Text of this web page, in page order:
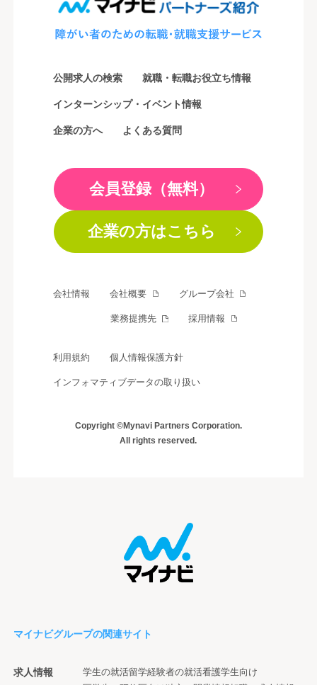
公開求人の検索 就職・転職お役立ち情報
インターンシップ・イベント情報
企業の方へ よくある質問
会員登録（無料）
企業の方はこちら
会社情報 会社概要 グループ会社
業務提携先 採用情報
利用規約 個人情報保護方針
インフォマティブデータの取り扱い
Copyright ©Mynavi Partners Corporation.
All rights reserved.
マイナビグループの関連サイト
求人情報 学生の就活留学経験者の就活看護学生向け